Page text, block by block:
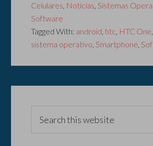
Celulares, Noticias, Sistemas
Software
Tagged With: android, htc, HTC One,
sistema operativo, Smartphone,